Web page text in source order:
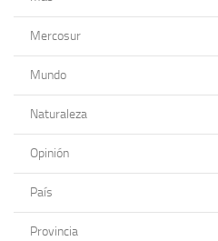
Mercosur
Mundo
Naturaleza
Opinión
País
Provincia